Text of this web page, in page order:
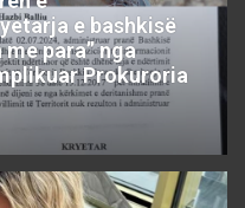
e bashkisë
para” nga
Prokuroria